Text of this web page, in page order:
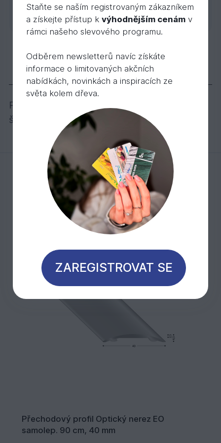
poradíme nebo uděláme
zakázkovou kalkulaci.
Přechodový profil Buk světlý samolep. 270
368, 52 Kč507,60Kč
Popis Varianty
Přechodové lišty samolepící různých délek a
šířek pro ideální přechody.
Mohlo by Vás zajímat
Přechodový profil Optický nerez EO
samolep. 90 cm, 40 mm
Staňte se naším registrovaným zákazníkem
a získejte přístup k výhodnějším cenámv
rámci našeho slevového programu.
Odběrem newsletterů navíc získáte
informace o limitovaných akčních
nabídkách, novinkách a inspiracích ze
světa kolem dřeva.
ZAREGISTROVAT SE